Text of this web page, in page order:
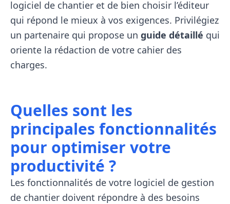
logiciel de chantier et de bien choisir l’éditeur
qui répond le mieux à vos exigences. Privilégiez
un partenaire qui propose un guide détaillé qui
oriente la rédaction de votre cahier des
charges.
Quelles sont les
principales fonctionnalités
pour optimiser votre
productivité ?
Les fonctionnalités de votre logiciel de gestion
de chantier doivent répondre à des besoins